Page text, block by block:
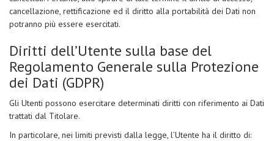
cancellazione, rettificazione ed il diritto alla portabilità dei Dati non
potranno più essere esercitati.
Diritti dell’Utente sulla base del
Regolamento Generale sulla Protezione
dei Dati (GDPR)
Gli Utenti possono esercitare determinati diritti con riferimento ai Dati
trattati dal Titolare.
In particolare, nei limiti previsti dalla legge, l’Utente ha il diritto di: